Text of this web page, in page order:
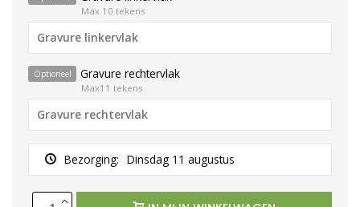
Max 10 tekens
Optioneel Gravure rechtervlak
Max11 tekens
Bezorging: Dinsdag 11 augustus